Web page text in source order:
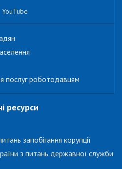
YouTube
послуг роботодавцям
ресурси
запобігання корупції
з питань державної служби